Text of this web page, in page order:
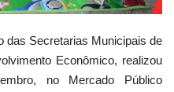
das Secretarias Municipais de
Econômico, realizou
no Mercado Público